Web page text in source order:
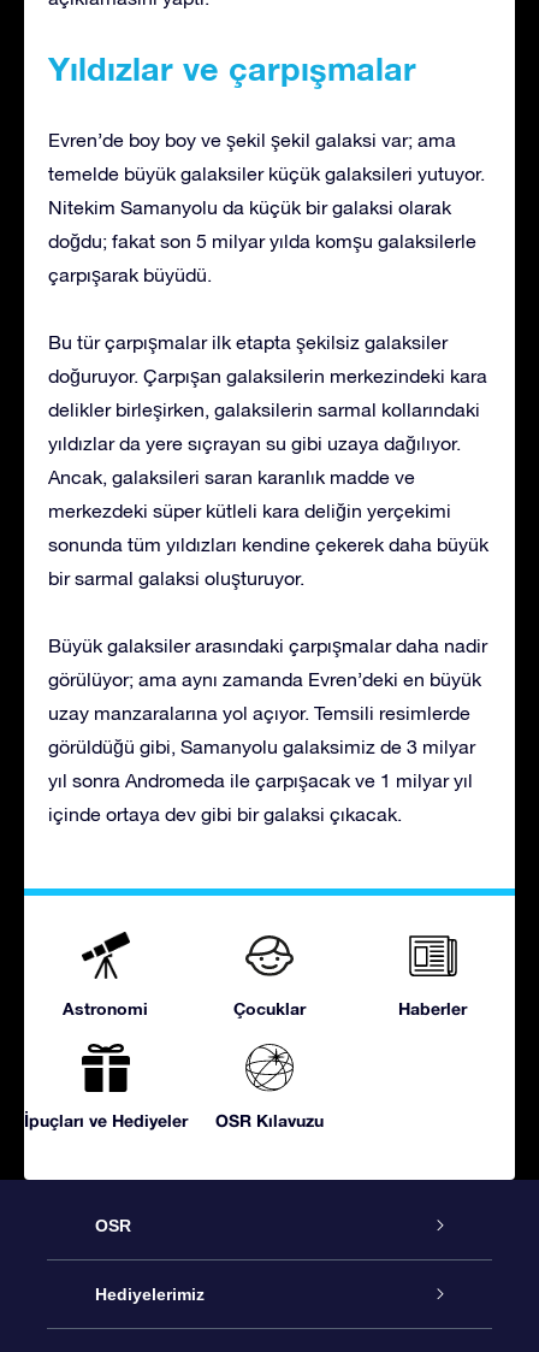
Yıldızlar ve çarpışmalar
Evren’de boy boy ve şekil şekil galaksi var; ama
temelde büyük galaksiler küçük galaksileri yutuyor.
Nitekim Samanyolu da küçük bir galaksi olarak
doğdu; fakat son 5 milyar yılda komşu galaksilerle
çarpışarak büyüdü.
Bu tür çarpışmalar ilk etapta şekilsiz galaksiler
doğuruyor. Çarpışan galaksilerin merkezindeki kara
delikler birleşirken, galaksilerin sarmal kollarındaki
yıldızlar da yere sıçrayan su gibi uzaya dağılıyor.
Ancak, galaksileri saran karanlık madde ve
merkezdeki süper kütleli kara deliğin yerçekimi
sonunda tüm yıldızları kendine çekerek daha büyük
bir sarmal galaksi oluşturuyor.
Büyük galaksiler arasındaki çarpışmalar daha nadir
görülüyor; ama aynı zamanda Evren’deki en büyük
uzay manzaralarına yol açıyor. Temsili resimlerde
görüldüğü gibi, Samanyolu galaksimiz de 3 milyar
yıl sonra Andromeda ile çarpışacak ve 1 milyar yıl
içinde ortaya dev gibi bir galaksi çıkacak.
Astronomi Çocuklar Haberler
İpuçları ve Hediyeler OSR Kılavuzu
OSR
Hizmet
Hediyelerimiz